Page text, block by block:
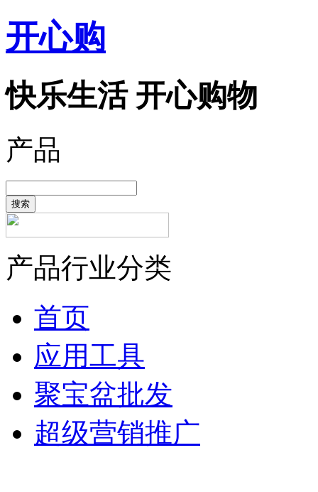
开心购
快乐生活 开心购物
产品
搜索
产品行业分类
首页
应用工具
聚宝盆批发
超级营销推广